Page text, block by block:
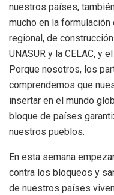
nuestros países,
mucho en la
regional, de
UNASUR y la CELAC, y
Porque nosotros, los
comprendemos que
insertar en el mundo
bloque de países
nuestros pueblos.
En esta semana
contra los bloqueos y
de nuestros países